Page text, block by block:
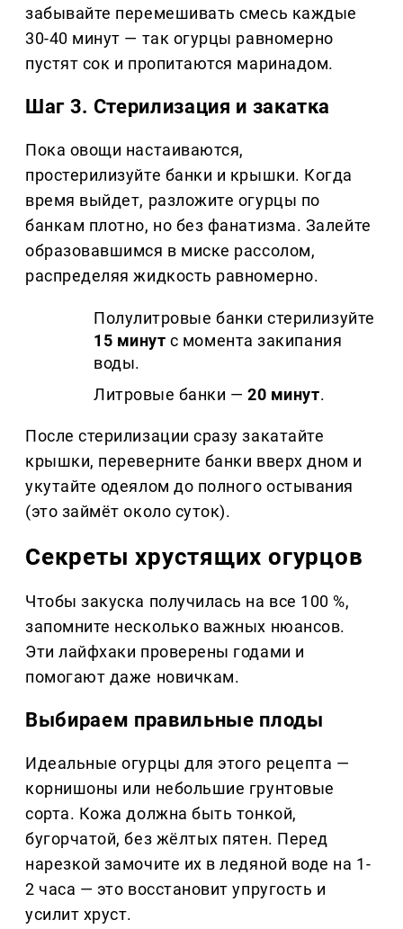
забывайте перемешивать смесь каждые
30-40 минут — так огурцы равномерно
пустят сок и пропитаются маринадом.
Шаг 3. Стерилизация и закатка
Пока овощи настаиваются,
простерилизуйте банки и крышки. Когда
время выйдет, разложите огурцы по
банкам плотно, но без фанатизма. Залейте
образовавшимся в миске рассолом,
распределяя жидкость равномерно.
Полулитровые банки стерилизуйте
15 минут с момента закипания
воды.
Литровые банки —20 минут.
После стерилизации сразу закатайте
крышки, переверните банки вверх дном и
укутайте одеялом до полного остывания
(это займёт около суток).
Секреты хрустящих огурцов
Чтобы закуска получилась на все 100 %,
запомните несколько важных нюансов.
Эти лайфхаки проверены годами и
помогают даже новичкам.
Выбираем правильные плоды
Идеальные огурцы для этого рецепта —
корнишоны или небольшие грунтовые
сорта. Кожа должна быть тонкой,
бугорчатой, без жёлтых пятен. Перед
нарезкой замочите их в ледяной воде на 1-
2 часа — это восстановит упругость и
усилит хруст.